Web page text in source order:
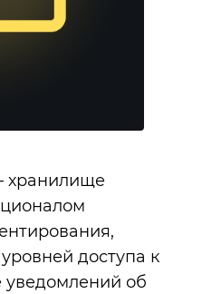
хранилище
доступа к
об